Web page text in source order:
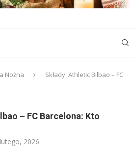
Nożna
Składy: Athletic Bilbao – FC
– FC Barcelona: Kto
2026